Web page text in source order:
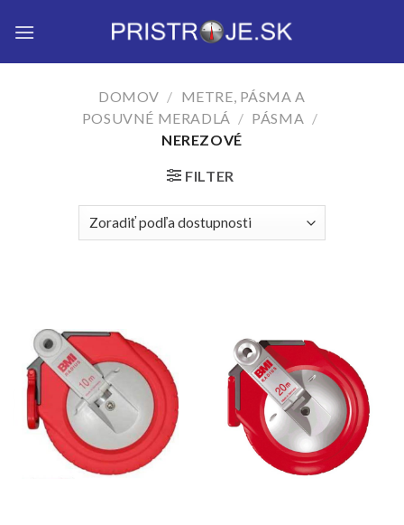
DOMOV / METRE, PÁSMA A
POSUVNÉ MERADLÁ / PÁSMA /
NEREZOVÉ
FILTER